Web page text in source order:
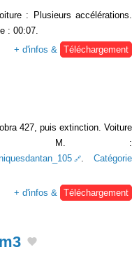
: Plusieurs accélérations.
: 00:07.
+ d'infos &
Téléchargement
427, puis extinction. Voiture
M. :
. Catégorie
+ d'infos &
Téléchargement